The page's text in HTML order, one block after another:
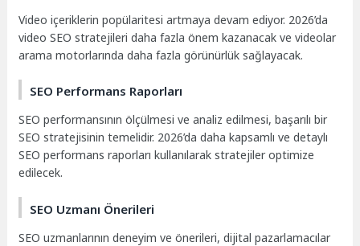
Video içeriklerin popülaritesi artmaya devam ediyor. 2026’da
video SEO stratejileri daha fazla önem kazanacak ve videolar
arama motorlarında daha fazla görünürlük sağlayacak.
SEO Performans Raporları
SEO performansının ölçülmesi ve analiz edilmesi, başarılı bir
SEO stratejisinin temelidir. 2026’da daha kapsamlı ve detaylı
SEO performans raporları kullanılarak stratejiler optimize
edilecek.
SEO Uzmanı Önerileri
SEO uzmanlarının deneyim ve önerileri, dijital pazarlamacılar